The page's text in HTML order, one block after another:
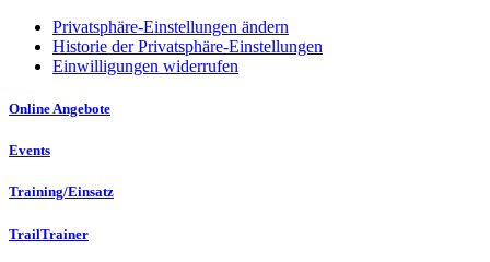
Privatsphäre-Einstellungen ändern
Historie der Privatsphäre-Einstellungen
Einwilligungen widerrufen
Online Angebote
Events
Training/Einsatz
TrailTrainer